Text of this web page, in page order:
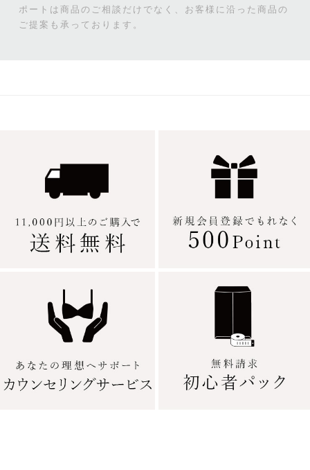
ポートは商品のご相談だけでなく、お客様に沿った商品の
ご提案も承っております。